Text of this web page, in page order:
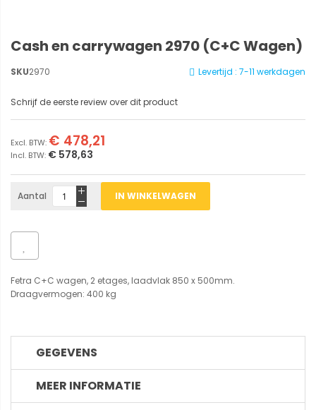
Cash en carrywagen 2970 (C+C Wagen)
Levertijd : 7-11 werkdagen
SKU2970
Schrijf de eerste review over dit product
€ 578,63
€ 478,21
Aantal IN WINKELWAGEN
Fetra C+C wagen, 2 etages, laadvlak 850 x 500mm.
Draagvermogen: 400 kg
GEGEVENS
MEER INFORMATIE